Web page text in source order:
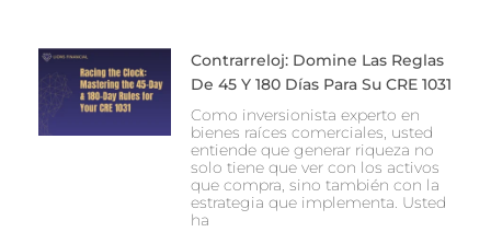
Contrarreloj: Domine Las Reglas
De 45 Y 180 Días Para Su CRE 1031
Como inversionista experto en
bienes raíces comerciales, usted
entiende que generar riqueza no
solo tiene que ver con los activos
que compra, sino también con la
estrategia que implementa. Usted
ha